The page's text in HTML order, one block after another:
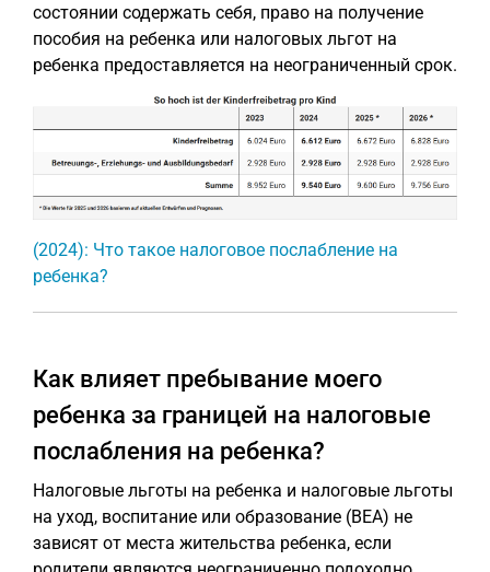
состоянии содержать себя, право на получение
пособия на ребенка или налоговых льгот на
ребенка предоставляется на неограниченный срок.
(2024): Что такое налоговое послабление на
ребенка?
Как влияет пребывание моего
ребенка за границей на налоговые
послабления на ребенка?
Налоговые льготы на ребенка и налоговые льготы
на уход, воспитание или образование (BEA) не
зависят от места жительства ребенка, если